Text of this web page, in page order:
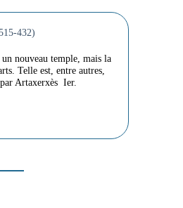
432)
nouveau temple, mais la
Telle est, entre autres,
Artaxerxès Ier.